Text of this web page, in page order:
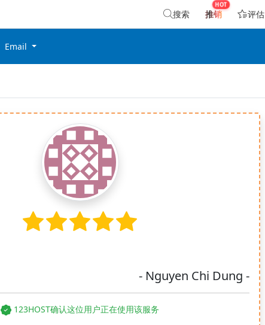
搜索 推销 评估
Email
- Nguyen Chi Dung -
123HOST确认这位用户正在使用该服务